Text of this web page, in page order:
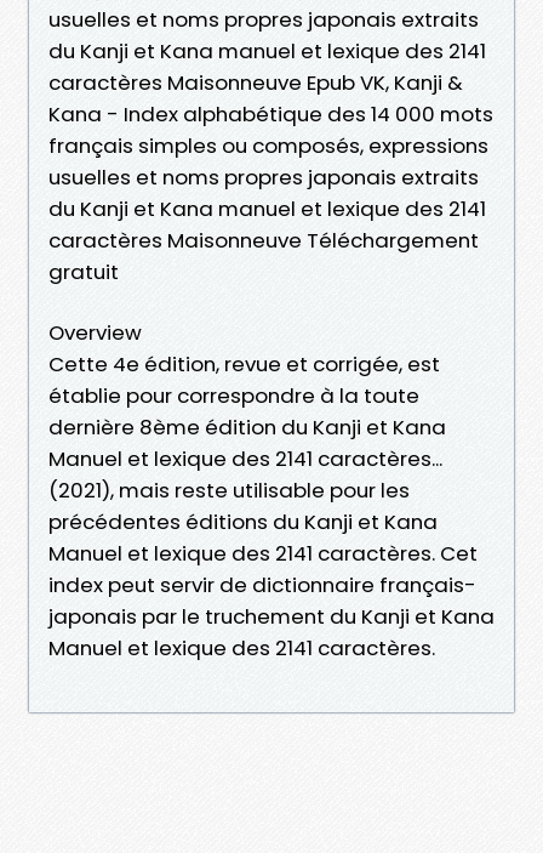
usuelles et noms propres japonais extraits
du Kanji et Kana manuel et lexique des 2141
caractères Maisonneuve Epub VK, Kanji &
Kana - Index alphabétique des 14 000 mots
français simples ou composés, expressions
usuelles et noms propres japonais extraits
du Kanji et Kana manuel et lexique des 2141
caractères Maisonneuve Téléchargement
gratuit
Overview
Cette 4e édition, revue et corrigée, est
établie pour correspondre à la toute
dernière 8ème édition du Kanji et Kana
Manuel et lexique des 2141 caractères...
(2021), mais reste utilisable pour les
précédentes éditions du Kanji et Kana
Manuel et lexique des 2141 caractères. Cet
index peut servir de dictionnaire français-
japonais par le truchement du Kanji et Kana
Manuel et lexique des 2141 caractères.